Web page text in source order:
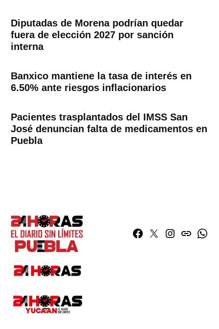
Diputadas de Morena podrían quedar
fuera de elección 2027 por sanción
interna
Banxico mantiene la tasa de interés en
6.50% ante riesgos inflacionarios
Pacientes trasplantados del IMSS San
José denuncian falta de medicamentos en
Puebla
Facebook
TwitterInstagram
issuu